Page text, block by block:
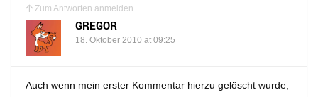
Zum Antworten anmelden
GREGOR
18. Oktober 2010 at 09:25
Auch wenn mein erster Kommentar hierzu gelöscht wurde,